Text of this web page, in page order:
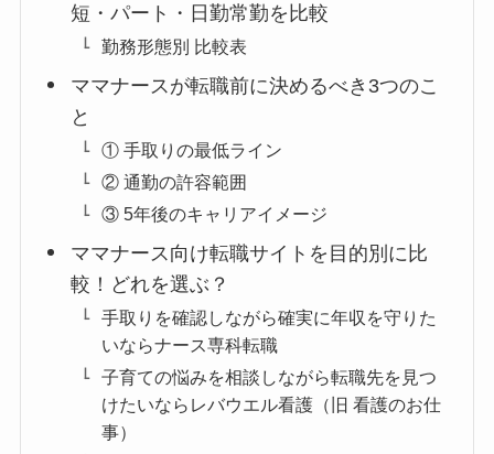
短・パート・日勤常勤を比較
勤務形態別 比較表
ママナースが転職前に決めるべき3つのこ
と
① 手取りの最低ライン
② 通勤の許容範囲
③ 5年後のキャリアイメージ
ママナース向け転職サイトを目的別に比
較！どれを選ぶ？
手取りを確認しながら確実に年収を守りた
いならナース専科転職
子育ての悩みを相談しながら転職先を見つ
けたいならレバウエル看護（旧 看護のお仕
事）